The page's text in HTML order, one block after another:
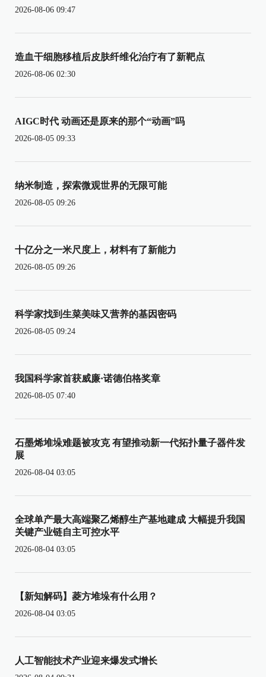
2026-08-06 09:47
造血干细胞移植后皮肤纤维化治疗有了新靶点
2026-08-06 02:30
AIGC时代 动画还是原来的那个“动画”吗
2026-08-05 09:33
纳米制造，探索微观世界的无限可能
2026-08-05 09:26
十亿分之一米尺度上，材料有了新能力
2026-08-05 09:26
科学家找到生菜美味又营养的基因密码
2026-08-05 09:24
我国科学家首获威廉·诺德伯格奖章
2026-08-05 07:40
石墨烯堆垛难题被攻克 有望推动新一代拓扑量子器件发
展
2026-08-04 03:05
全球单产最大高端聚乙烯醇生产基地建成 大幅提升我国
关键产业链自主可控水平
2026-08-04 03:05
【新知解码】菱方堆垛有什么用？
2026-08-04 03:05
人工智能技术产业迎来爆发式增长